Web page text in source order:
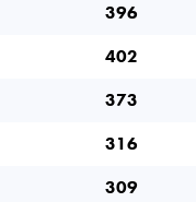
396
402
373
316
309